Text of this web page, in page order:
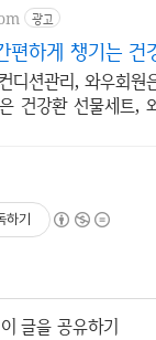
광고
편하게 챙기는 건
디션관리, 와우회원
건강환 선물세트,
하기
이 글을 공유하기